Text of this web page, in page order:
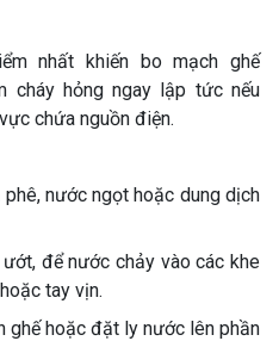
nhất khiến bo mạch ghế
cháy hỏng ngay lập tức nếu
chứa nguồn điện.
nước ngọt hoặc dung dịch
để nước chảy vào các khe
tay vịn.
ghế hoặc đặt ly nước lên phần